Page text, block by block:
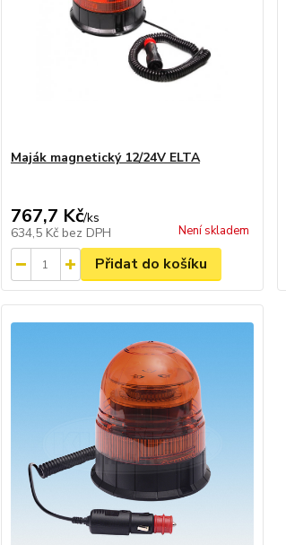
Maják magnetický 12/24V ELTA
767,7 Kč/ks
634,5 Kč bez DPH Není skladem
Přidat do košíku